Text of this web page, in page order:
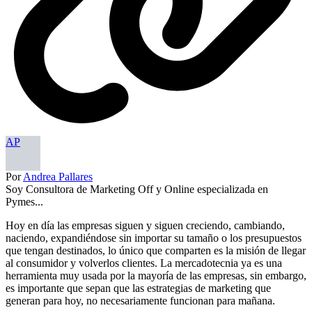
AP
PorAndrea Pallares
Soy Consultora de Marketing Off y Online especializada en
Pymes...
Hoy en día las empresas siguen y siguen creciendo, cambiando,
naciendo, expandiéndose sin importar su tamaño o los presupuestos
que tengan destinados, lo único que comparten es la misión de llegar
al consumidor y volverlos clientes. La mercadotecnia ya es una
herramienta muy usada por la mayoría de las empresas, sin embargo,
es importante que sepan que las estrategias de marketing que
generan para hoy, no necesariamente funcionan para mañana.